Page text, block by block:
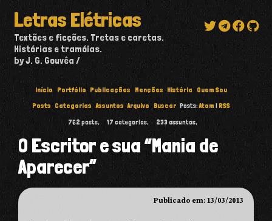
Letras Elétricas
Textões e ficções. Tretas e caretas.
Histórias e tramóias.
by J. G. Gouvêa
Início Portfólio Publicações Menções História
Quem Sou
Posts Categorias Assuntos Arquivo Buscar Posts:Atom | RSS
762 posts, 17 categorias, 233assuntos,
O Escritor e sua “Mania de
Aparecer”
Publicado em: 13/03/2013